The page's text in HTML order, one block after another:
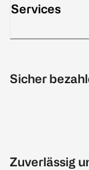
Services
Sicher
Zuverlässig